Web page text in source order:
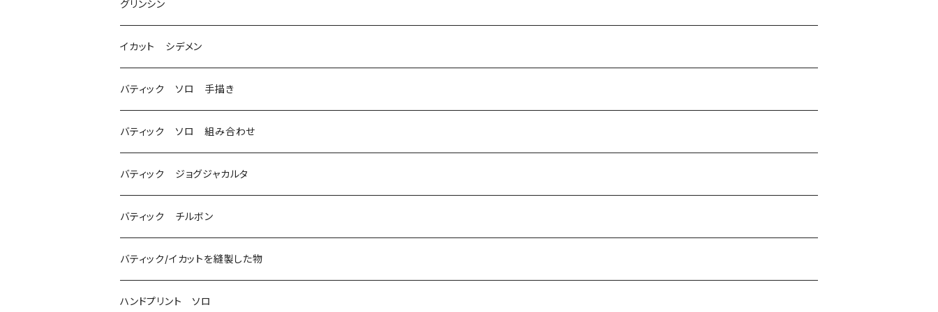
グリンシン
イカット シデメン
バティック ソロ 手描き
バティック ソロ 組み合わせ
バティック ジョグジャカルタ
バティック チルボン
バティック/イカットを縫製した物
ハンドプリント ソロ